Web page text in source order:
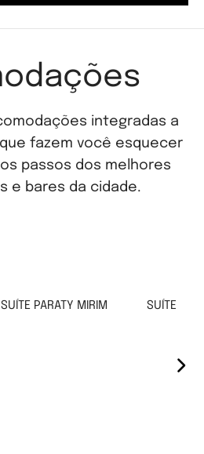
integradas a
fazem você esquecer
passos dos melhores
e bares da cidade.
SUÍTE PARATY MIRIM SUÍTE